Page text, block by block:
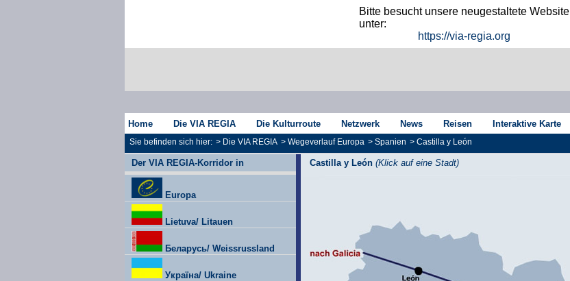
Bitte besucht unsere neugestaltete Website
unter:
https://via-regia.org
Home Die VIA REGIA Die Kulturroute Netzwerk News Reisen Interaktive Karte
Sie befinden sich hier: > Die VIA REGIA >Wegeverlauf Europa >Spanien >Castilla y León
Castilla y León (Klick auf eine Stadt)
Der VIA REGIA-Korridor in
Europa
Lietuva/ Litauen
Беларусь/ Weissrussland
Україна/ Ukraine